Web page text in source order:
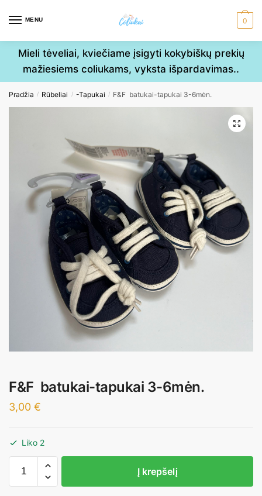
MENU 0
Mieli tėveliai, kviečiame įsigyti kokybiškų prekių
mažiesiems coliukams, vyksta išpardavimas..
Pradžia / Rūbeliai / -Tapukai / F&F batukai-tapukai 3-6mėn.
F&F batukai-tapukai 3-6mėn.
3,00 €
Liko 2
kiekis:
Į krepšelį